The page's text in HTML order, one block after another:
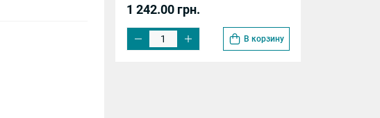
1 242.00 грн.
В корзину